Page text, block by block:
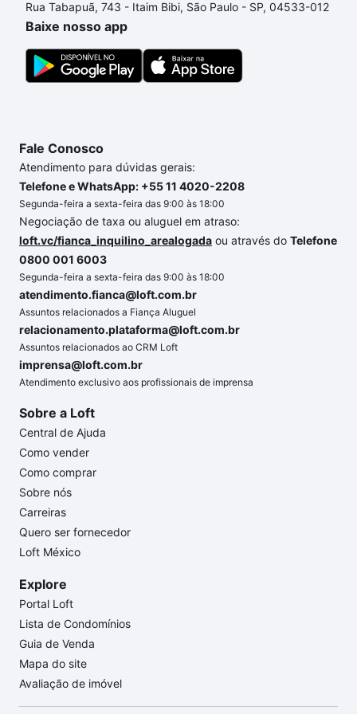
um apartamento
e conte com a gente para comprar
o imóvel dos seus sonhos com segurança e
conforto. Loft, com você até as chaves.
Rua Tabapuã, 743 - Itaim Bibi, São Paulo - SP, 04533-012
Baixe nosso app
Fale Conosco
Atendimento para dúvidas gerais:
Telefone e WhatsApp: +55 11 4020-2208
Segunda-feira a sexta-feira das 9:00 às 18:00
Negociação de taxa ou aluguel em atraso:
loft.vc/fianca_inquilino_arealogada ou através do Telefone
0800 001 6003
Segunda-feira a sexta-feira das 9:00 às 18:00
atendimento.fianca@loft.com.br
Assuntos relacionados a Fiança Aluguel
relacionamento.plataforma@loft.com.br
Assuntos relacionados ao CRM Loft
imprensa@loft.com.br
Atendimento exclusivo aos profissionais de imprensa
Sobre a Loft
Central de Ajuda
Como vender
Como comprar
Sobre nós
Carreiras
Quero ser fornecedor
Loft México
Explore
Portal Loft
Lista de Condomínios
Guia de Venda
Mapa do site
Avaliação de imóvel